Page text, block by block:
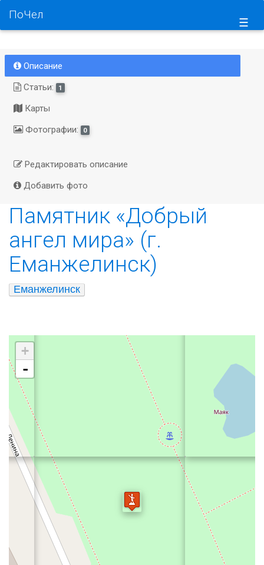
☰
ПоЧел
Описание
Статьи:
1
Карты
Фотографии:
0
Редактировать описание
Добавить фото
Памятник «Добрый
ангел мира» (г.
Еманжелинск)
Еманжелинск
+
-